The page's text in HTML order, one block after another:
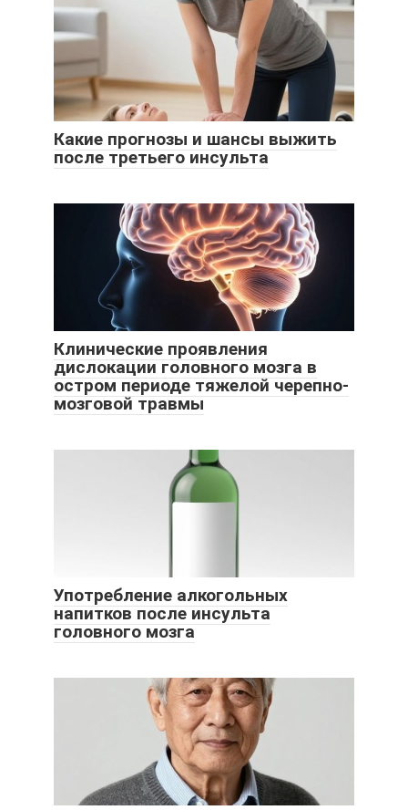
Какие прогнозы и шансы выжить
после третьего инсульта
Клинические проявления
дислокации головного мозга в
остром периоде тяжелой черепно-
мозговой травмы
Употребление алкогольных
напитков после инсульта
головного мозга